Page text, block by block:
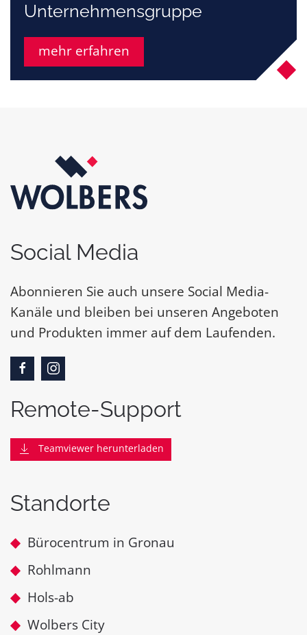
Unternehmens­gruppe
mehr erfahren
Social Media
Abonnieren Sie auch unsere Social Media-
Kanäle und bleiben bei unseren Angeboten
und Produkten immer auf dem Laufenden.
Remote-Support
Teamviewer herunterladen
Standorte
Bürocentrum in Gronau
Rohlmann
Hols-ab
Wolbers City